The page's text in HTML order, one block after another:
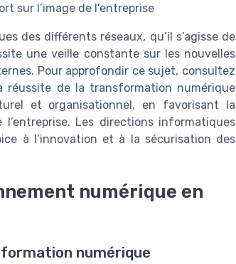
sur l’image de l’entreprise
des différents réseaux, qu’il s’agisse de
une veille constante sur les nouvelles
Pour approfondir ce sujet, consultez
réussite de la transformation numérique
et organisationnel, en favorisant la
Les directions informatiques
à l’innovation et à la sécurisation des
numérique en
numérique